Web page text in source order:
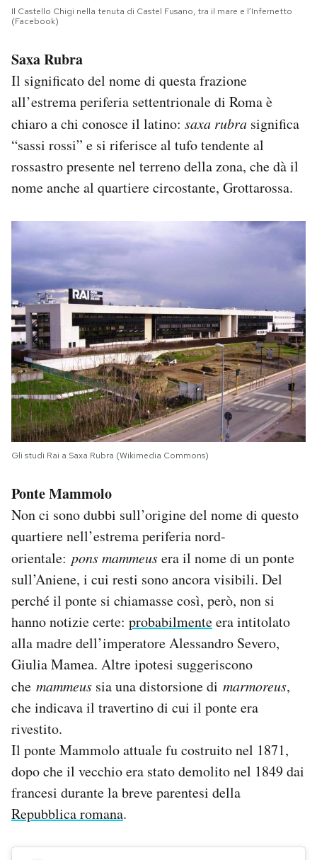
Il Castello Chigi nella tenuta di Castel Fusano, tra il mare e l’Infernetto
(Facebook)
Saxa Rubra
Il significato del nome di questa frazione
all’estrema periferia settentrionale di Roma è
chiaro a chi conosce il latino: saxa rubra significa
“sassi rossi” e si riferisce al tufo tendente al
rossastro presente nel terreno della zona, che dà il
nome anche al quartiere circostante, Grottarossa.
Gli studi Rai a Saxa Rubra (Wikimedia Commons)
Ponte Mammolo
Non ci sono dubbi sull’origine del nome di questo
quartiere nell’estrema periferia nord-
orientale: pons mammeusera il nome di un ponte
sull’Aniene, i cui resti sono ancora visibili. Del
perché il ponte si chiamasse così, però, non si
hanno notizie certe: probabilmenteera intitolato
alla madre dell’imperatore Alessandro Severo,
Giulia Mamea. Altre ipotesi suggeriscono
che mammeus sia una distorsione di marmoreus,
che indicava il travertino di cui il ponte era
rivestito.
Il ponte Mammolo attuale fu costruito nel 1871,
dopo che il vecchio era stato demolito nel 1849 dai
francesi durante la breve parentesi della
Repubblica romana.